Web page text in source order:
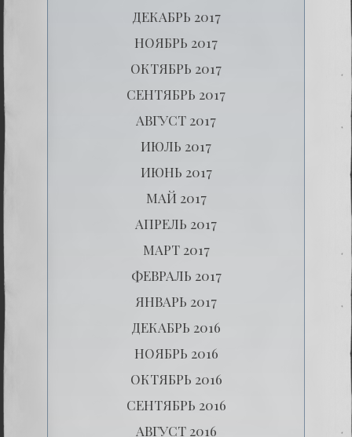
ДЕКАБРЬ 2017
НОЯБРЬ 2017
ОКТЯБРЬ 2017
СЕНТЯБРЬ 2017
АВГУСТ 2017
ИЮЛЬ 2017
ИЮНЬ 2017
МАЙ 2017
АПРЕЛЬ 2017
МАРТ 2017
ФЕВРАЛЬ 2017
ЯНВАРЬ 2017
ДЕКАБРЬ 2016
НОЯБРЬ 2016
ОКТЯБРЬ 2016
СЕНТЯБРЬ 2016
АВГУСТ 2016